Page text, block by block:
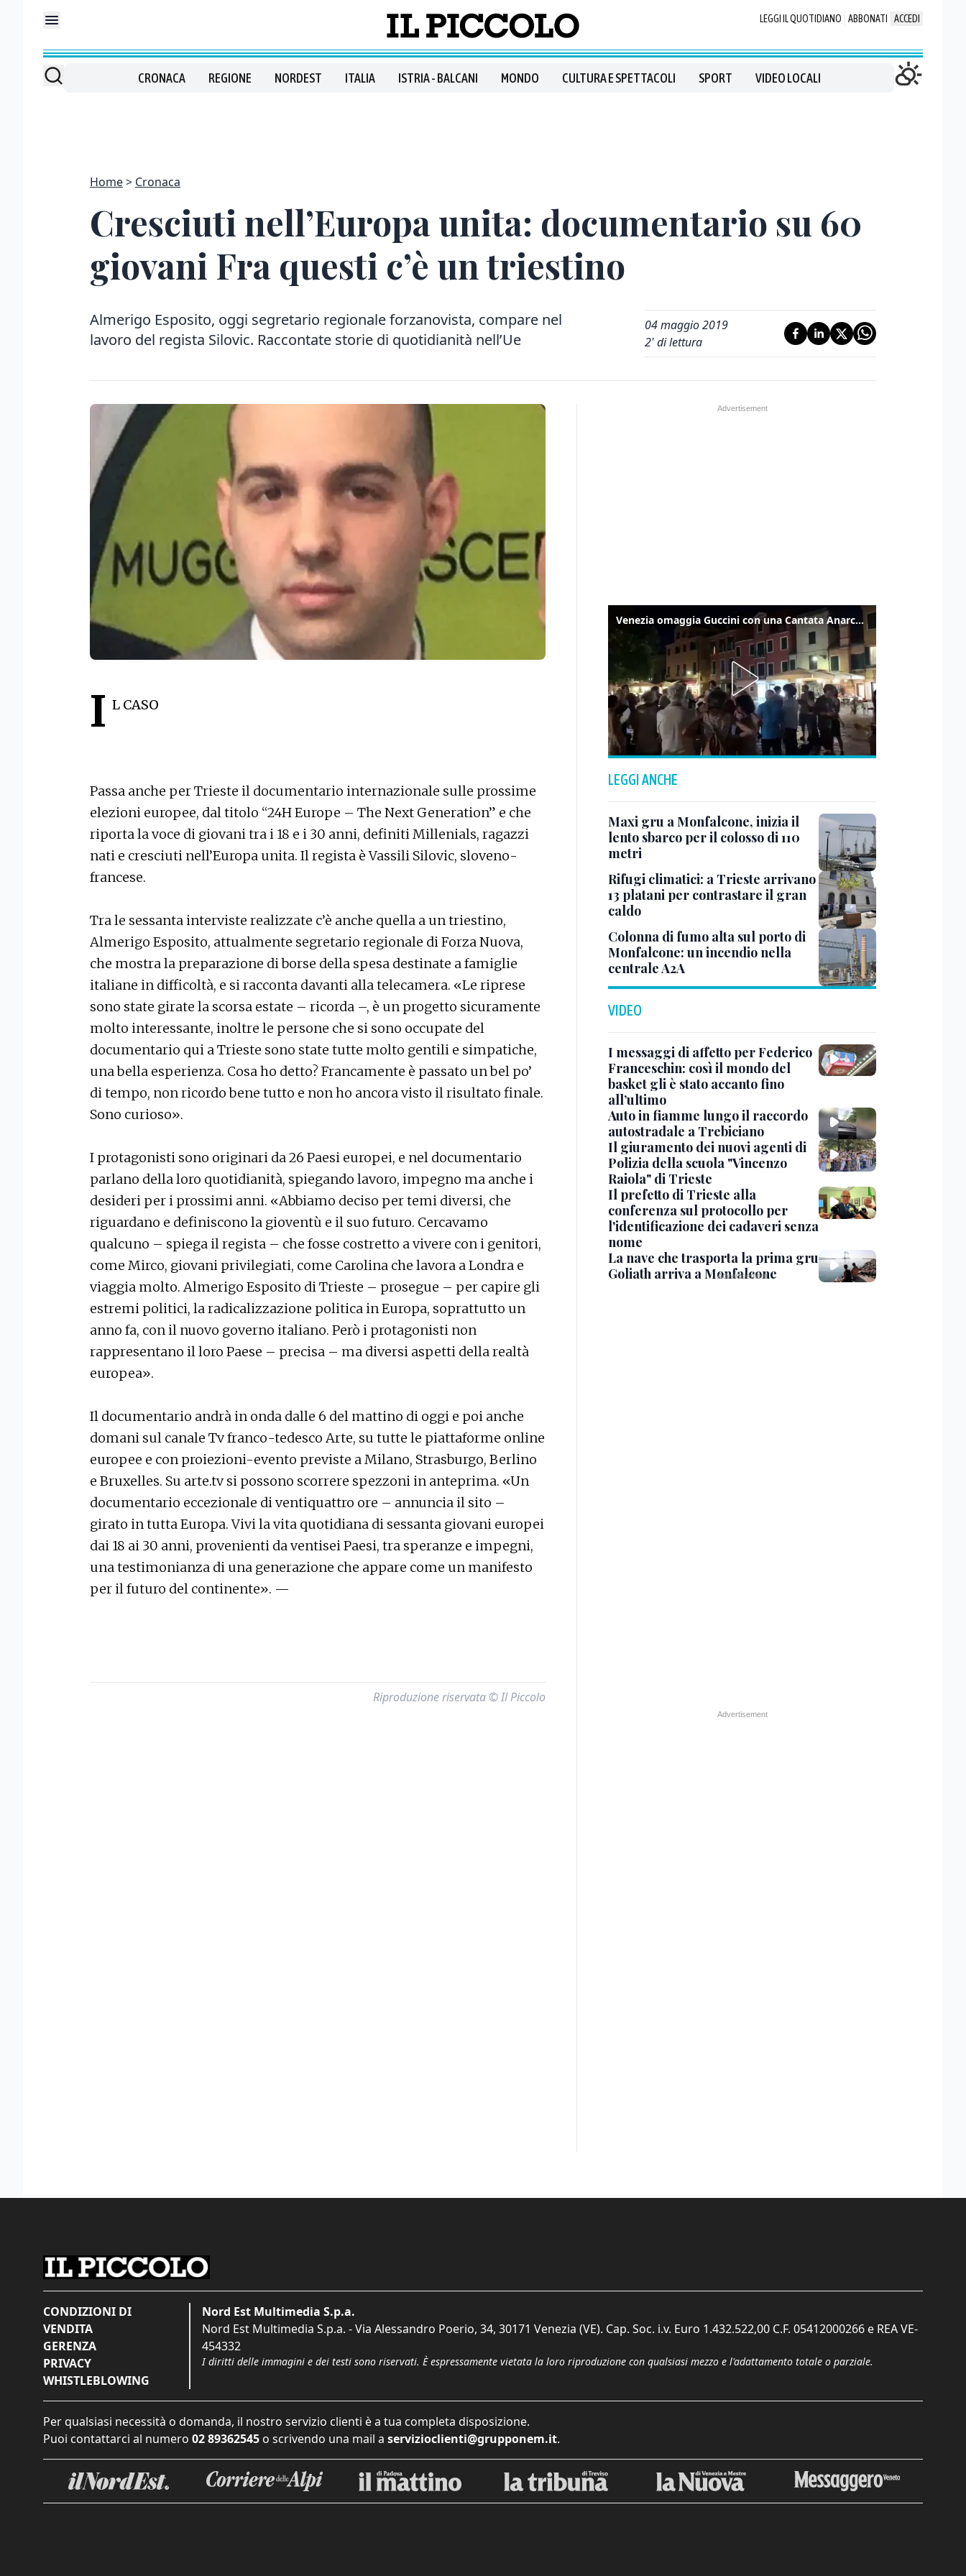
LEGGI IL QUOTIDIANO ABBONATI ACCEDI
CRONACA REGIONE NORDEST ITALIA ISTRIA - BALCANI MONDO CULTURA E SPETTACOLI SPORT VIDEO LOCALI
Home Cronaca
Cresciuti nell’Europa unita: documentario su 60
giovani Fra questi c’è un triestino
Almerigo Esposito, oggi segretario regionale forzanovista, compare nel
lavoro del regista Silovic. Raccontate storie di quotidianità nell’Ue
04 maggio 2019
2' di lettura
I L CASO
Passa anche per Trieste il documentario internazionale sulle prossime
elezioni europee, dal titolo “24H Europe – The Next Generation” e che
riporta la voce di giovani tra i 18 e i 30 anni, definiti Millenials, ragazzi
nati e cresciuti nell’Europa unita. Il regista è Vassili Silovic, sloveno-
francese.
Tra le sessanta interviste realizzate c’è anche quella a un triestino,
Almerigo Esposito, attualmente segretario regionale di Forza Nuova,
che mostra la preparazione di borse della spesa destinate a famiglie
italiane in difficoltà, e si racconta davanti alla telecamera. «Le riprese
sono state girate la scorsa estate – ricorda –, è un progetto sicuramente
molto interessante, inoltre le persone che si sono occupate del
documentario qui a Trieste sono state tutte molto gentili e simpatiche,
una bella esperienza. Cosa ho detto? Francamente è passato un bel po’
di tempo, non ricordo bene tutto e non ho ancora visto il risultato finale.
Sono curioso».
I protagonisti sono originari da 26 Paesi europei, e nel documentario
parlano della loro quotidianità, spiegando lavoro, impegno ma anche i
desideri per i prossimi anni. «Abbiamo deciso per temi diversi, che
riguardano e definiscono la gioventù e il suo futuro. Cercavamo
qualcuno – spiega il regista – che fosse costretto a vivere con i genitori,
come Mirco, giovani privilegiati, come Carolina che lavora a Londra e
viaggia molto. Almerigo Esposito di Trieste – prosegue – per capire gli
estremi politici, la radicalizzazione politica in Europa, soprattutto un
anno fa, con il nuovo governo italiano. Però i protagonisti non
rappresentano il loro Paese – precisa – ma diversi aspetti della realtà
europea».
Il documentario andrà in onda dalle 6 del mattino di oggi e poi anche
domani sul canale Tv franco-tedesco Arte, su tutte le piattaforme online
europee e con proiezioni-evento previste a Milano, Strasburgo, Berlino
e Bruxelles. Su arte.tv si possono scorrere spezzoni in anteprima. «Un
documentario eccezionale di ventiquattro ore – annuncia il sito –
girato in tutta Europa. Vivi la vita quotidiana di sessanta giovani europei
dai 18 ai 30 anni, provenienti da ventisei Paesi, tra speranze e impegni,
una testimonianza di una generazione che appare come un manifesto
per il futuro del continente». —
Riproduzione riservata © Il Piccolo
Venezia omaggia Guccini con una Cantata Anarchica in campo Santa Margherita
LEGGI ANCHE
Maxi gru a Monfalcone, inizia il
lento sbarco per il colosso di 110
metri
Rifugi climatici: a Trieste arrivano
13 platani per contrastare il gran
caldo
Colonna di fumo alta sul porto di
Monfalcone: un incendio nella
centrale A2A
VIDEO
I messaggi di affetto per Federico
Franceschin: così il mondo del
basket gli è stato accanto fino
all’ultimo
Auto in fiamme lungo il raccordo
autostradale a Trebiciano
Il giuramento dei nuovi agenti di
Polizia della scuola "Vincenzo
Raiola" di Trieste
Il prefetto di Trieste alla
conferenza sul protocollo per
l'identificazione dei cadaveri senza
nome
La nave che trasporta la prima gru
Goliath arriva a Monfalcone
CONDIZIONI DI
VENDITA
GERENZA
PRIVACY
WHISTLEBLOWING
Nord Est Multimedia S.p.a.
Nord Est Multimedia S.p.a. - Via Alessandro Poerio, 34, 30171 Venezia (VE). Cap. Soc. i.v. Euro 1.432.522,00 C.F. 05412000266 e REA VE-
454332
I diritti delle immagini e dei testi sono riservati. È espressamente vietata la loro riproduzione con qualsiasi mezzo e l'adattamento totale o parziale.
Per qualsiasi necessità o domanda, il nostro servizio clienti è a tua completa disposizione.
Puoi contattarci al numero 02 89362545 o scrivendo una mail a servizioclienti@grupponem.it.